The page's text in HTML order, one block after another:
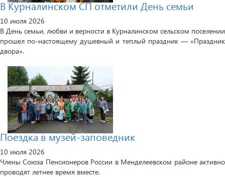
В Курналинском СП отметили День семьи
10 июля 2026
В День семьи, любви и верности в Курналинском сельском поселении
прошел по-настоящему душевный и теплый праздник — «Праздник
двора».
Поездка в музей-заповедник
10 июля 2026
Члены Союза Пенсионеров России в Менделеевском районе активно
проводят летнее время вместе.